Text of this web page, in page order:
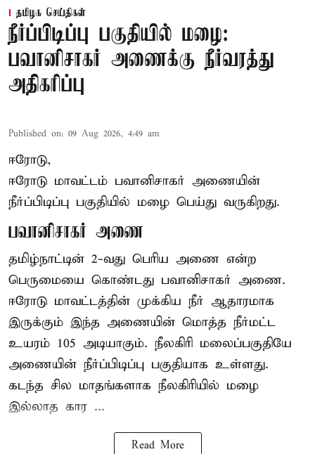
தமிழக செய்திகள்
நீர்ப்பிடிப்பு பகுதியில் மழை:
பவானிசாகர் அணைக்கு நீர்வரத்து
அதிகரிப்பு
Published on: 09 Aug 2026, 4:49 am
ஈரோடு,
ஈரோடு மாவட்டம் பவானிசாகர் அணையின்
நீர்ப்பிடிப்பு பகுதியில் மழை பெய்து வருகிறது.
பவானிசாகர் அணை
தமிழ்நாட்டின் 2-வது பெரிய அணை என்ற
பெருமையை கொண்டது பவானிசாகர் அணை.
ஈரோடு மாவட்டத்தின் முக்கிய நீர் ஆதாரமாக
இருக்கும் இந்த அணையின் மொத்த நீர்மட்ட
உயரம் 105 அடியாகும். நீலகிரி மலைப்பகுதியே
அணையின் நீர்ப்பிடிப்பு பகுதியாக உள்ளது.
கடந்த சில மாதங்களாக நீலகிரியில் மழை
இல்லாத கார ...
Read More